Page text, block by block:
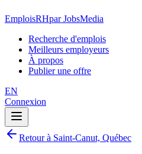
EmploisRHpar JobsMedia
Recherche d'emplois
Meilleurs employeurs
À propos
Publier une offre
EN
Connexion
Retour à Saint-Canut, Québec